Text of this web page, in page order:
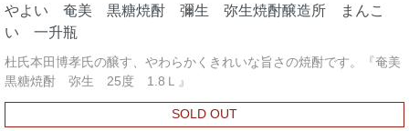
やよい 奄美 黒糖焼酎 彌生 弥生焼酎醸造所 まんこ
い 一升瓶
杜氏本田博孝氏の醸す、やわらかくきれいな旨さの焼酎です。『奄美
黒糖焼酎 弥生 25度 1.8Ｌ』
SOLD OUT